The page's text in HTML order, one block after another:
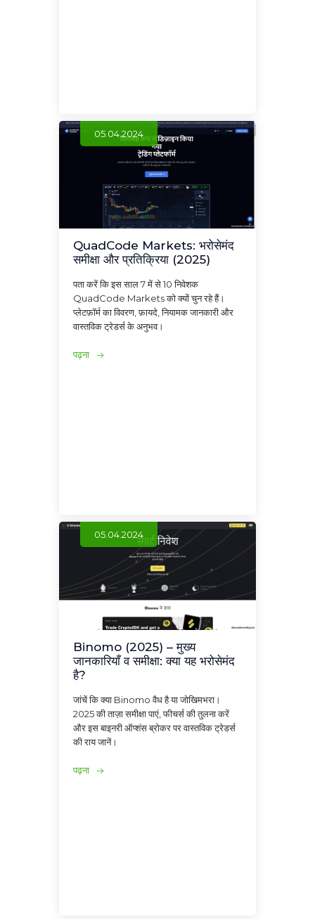
05.04.2024
QuadCode Markets: भरोसेमंद
समीक्षा और प्रतिक्रिया (2025)
पता करें कि इस साल 7 में से 10 निवेशक
QuadCode Markets को क्यों चुन रहे हैं।
प्लेटफ़ॉर्म का विवरण, फ़ायदे, नियामक जानकारी और
वास्तविक ट्रेडर्स के अनुभव।
पढ़ना
05.04.2024
Binomo (2025) – मुख्य
जानकारियाँ व समीक्षा: क्या यह भरोसेमंद
है?
जांचें कि क्या Binomo वैध है या जोखिमभरा।
2025 की ताज़ा समीक्षा पाएं, फीचर्स की तुलना करें
और इस बाइनरी ऑप्शंस ब्रोकर पर वास्तविक ट्रेडर्स
की राय जानें।
पढ़ना